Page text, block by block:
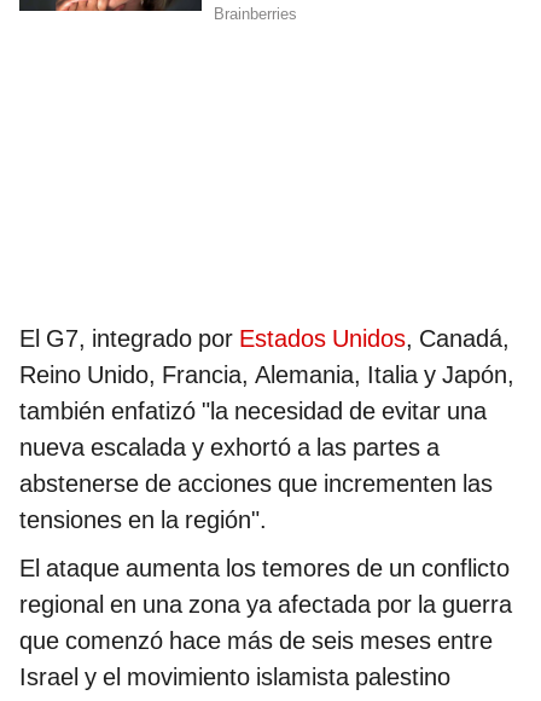
El G7, integrado por Estados Unidos, Canadá,
Reino Unido, Francia, Alemania, Italia y Japón,
también enfatizó "la necesidad de evitar una
nueva escalada y exhortó a las partes a
abstenerse de acciones que incrementen las
tensiones en la región".
El ataque aumenta los temores de un conflicto
regional en una zona ya afectada por la guerra
que comenzó hace más de seis meses entre
Israel y el movimiento islamista palestino